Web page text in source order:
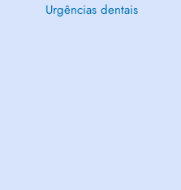
Urgências dentais